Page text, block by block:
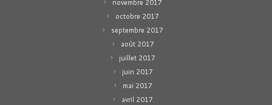
novembre 2017
octobre 2017
septembre 2017
août 2017
juillet 2017
juin 2017
mai 2017
avril 2017